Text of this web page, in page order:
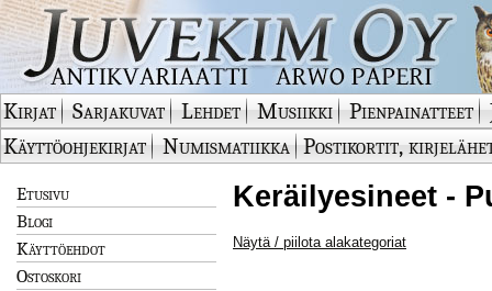
Kirjat Sarjakuvat Lehdet Musiikki Pienpainatteet
Käyttöohjekirjat
Numismatiikka Postikortit,
Etusivu
Blogi
Käyttöehdot
Ostoskori
Keräilyesineet -
Näytä / piilota alakategoriat